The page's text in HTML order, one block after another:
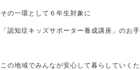
その一環として６年生対象に
「認知症キッズサポーター養成講座」のお
この地域でみんなが安心して暮らしていくた